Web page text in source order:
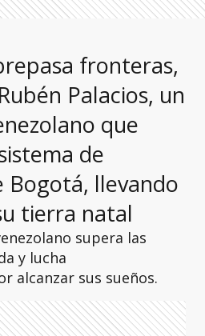
fronteras,
Palacios, un
que
de
llevando
tierra natal
supera las
y lucha
alcanzar sus sueños.